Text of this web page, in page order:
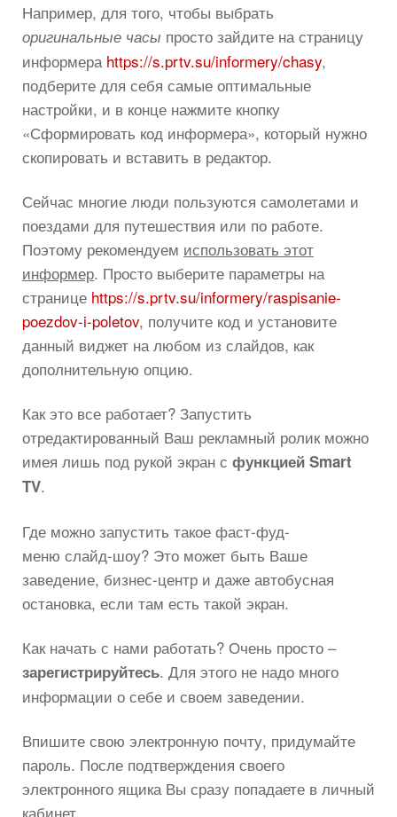
Например, для того, чтобы выбрать
оригинальные часы просто зайдите на страницу
информера https://s.prtv.su/informery/chasy,
подберите для себя самые оптимальные
настройки, и в конце нажмите кнопку
«Сформировать код информера», который нужно
скопировать и вставить в редактор.
Сейчас многие люди пользуются самолетами и
поездами для путешествия или по работе.
Поэтому рекомендуем использовать этот
информер. Просто выберите параметры на
странице https://s.prtv.su/informery/raspisanie-
poezdov-i-poletov, получите код и установите
данный виджет на любом из слайдов, как
дополнительную опцию.
Как это все работает? Запустить
отредактированный Ваш рекламный ролик можно
имея лишь под рукой экран с функцией Smart
TV.
Где можно запустить такое фаст-фуд-
меню слайд-шоу? Это может быть Ваше
заведение, бизнес-центр и даже автобусная
остановка, если там есть такой экран.
Как начать с нами работать? Очень просто –
зарегистрируйтесь. Для этого не надо много
информации о себе и своем заведении.
Впишите свою электронную почту, придумайте
пароль. После подтверждения своего
электронного ящика Вы сразу попадаете в личный
кабинет.